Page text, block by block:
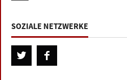
SOZIALE NETZWERKE